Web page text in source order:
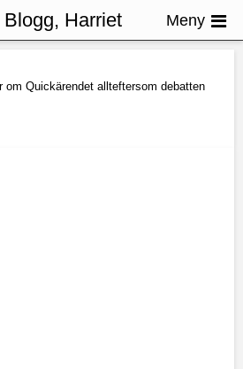
om Quickärendet allteftersom debatten
Blogg, Harriet
Meny